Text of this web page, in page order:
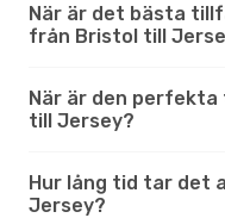
När är det bästa
från Bristol till
När är den
till Jersey?
Hur lång tid tar det
Jersey?